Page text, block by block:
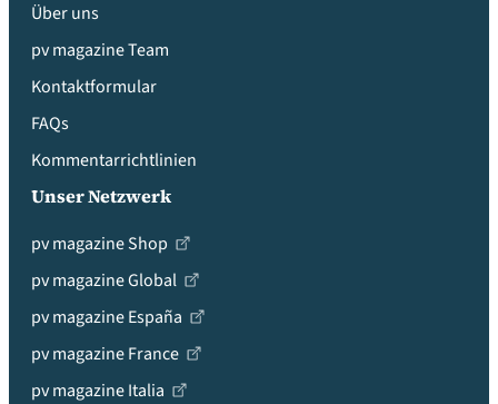
Über uns
pv magazine Team
Kontaktformular
FAQs
Kommentarrichtlinien
Unser Netzwerk
pv magazine Shop
pv magazine Global
pv magazine España
pv magazine France
pv magazine Italia